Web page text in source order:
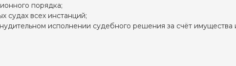
порядка;
судах всех инстанций;
исполнении судебного решения за счёт имущества